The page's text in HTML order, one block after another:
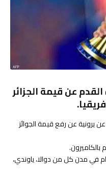
عن قيمة الجزائر
يرونية عن رفع قيمة الجوائز
بالكاميرون.
الـ 33 والتي ستقام في مدن كل من دوالا، ياوندي،